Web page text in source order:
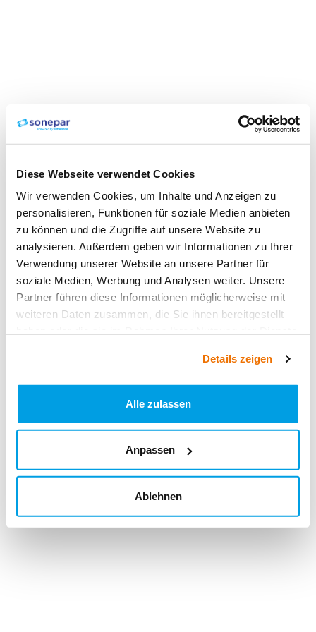
Diese Webseite verwendet Cookies
Wir verwenden Cookies, um Inhalte und Anzeigen zu
personalisieren, Funktionen für soziale Medien anbieten
zu können und die Zugriffe auf unsere Website zu
analysieren. Außerdem geben wir Informationen zu Ihrer
Verwendung unserer Website an unsere Partner für
soziale Medien, Werbung und Analysen weiter. Unsere
Partner führen diese Informationen möglicherweise mit
weiteren Daten zusammen, die Sie ihnen bereitgestellt
Details zeigen
Alle zulassen
Anpassen
Ablehnen